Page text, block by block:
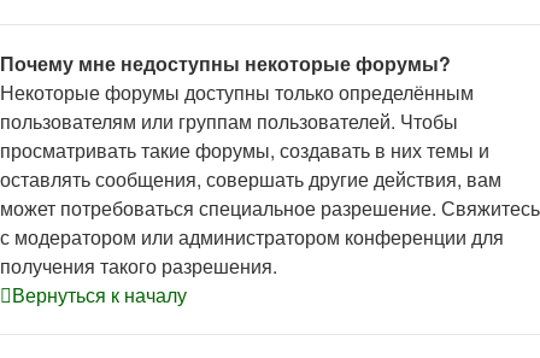
Почему мне недоступны некоторые форумы?
Некоторые форумы доступны только определённым
пользователям или группам пользователей. Чтобы
просматривать такие форумы, создавать в них темы и
оставлять сообщения, совершать другие действия, вам
может потребоваться специальное разрешение. Свяжитесь
с модератором или администратором конференции для
получения такого разрешения.
Вернуться к началу